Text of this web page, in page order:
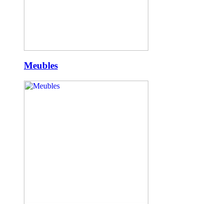
Meubles